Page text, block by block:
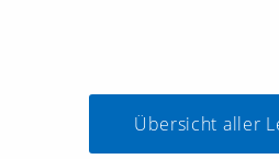
Übersicht aller